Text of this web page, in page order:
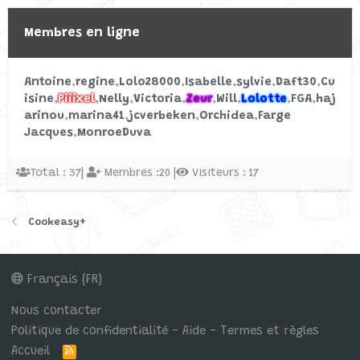
Discussions libres
R Recette
Comment obtenir des
nouvelles recettes
Commencé par royon
Digicook Arthur Martin
Membres en ligne
Antoine regine Lolo28000 Isabelle sylvie Daft30 Cu
isine Piiixel Nelly Victoria Zeur Will Lolotte FGA haj
arinou marina41 jcverbeken Orchidea Farge
Jacques MonroeDuva
Total : 37| Membres :20 | Visiteurs : 17
Cookeasy+
Français (FR)
Nous contacter
Politique de confidentialité - Aide - Termes et règles
Accueil
R